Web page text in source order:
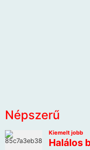
Népszerű